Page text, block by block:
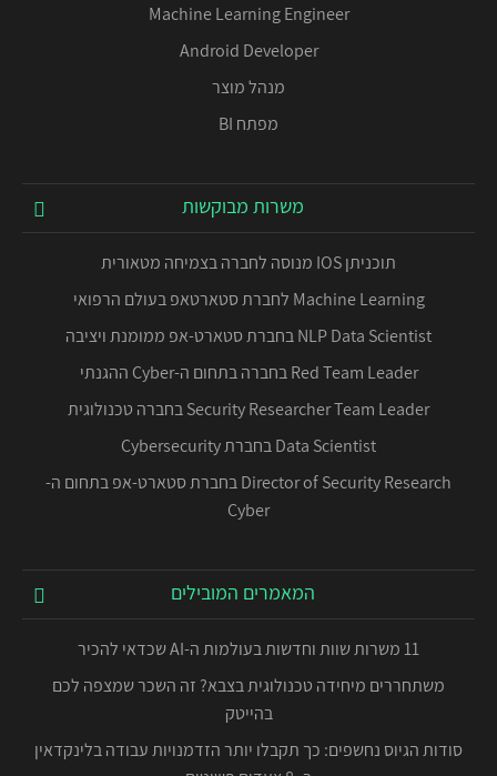
Machine Learning Engineer
Android Developer
מנהל מוצר
מפתח BI
משרות מבוקשות
תוכניתן IOS מנוסה לחברה בצמיחה מטאורית
Machine Learning לחברת סטארטאפ בעולם הרפואי
NLP Data Scientist בחברת סטארט-אפ ממומנת ויציבה
Red Team Leader בחברה בתחום ה-Cyber ההגנתי
Security Researcher Team Leader בחברה טכנולוגית
Data Scientist בחברת Cybersecurity
Director of Security Research בחברת סטארט-אפ בתחום ה-
Cyber
המאמרים המובילים
11 משרות שוות וחדשות בעולמות ה-AI שכדאי להכיר
משתחררים מיחידה טכנולוגית בצבא? זה השכר שמצפה לכם
בהייטק
סודות הגיוס נחשפים: כך תקבלו יותר הזדמנויות עבודה בלינקדאין